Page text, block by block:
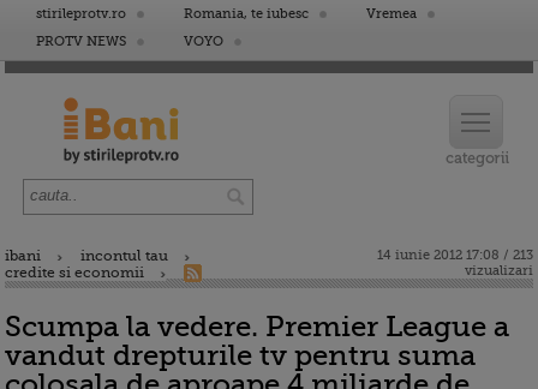
stirileprotv.ro Romania, te iubesc
Vremea
PROTV NEWS
VOYO
ibani
incontul tau
credite si economii
14 iunie 2012 17:08 / 213
vizualizari
Scumpa la vedere. Premier League a
vandut drepturile tv pentru suma